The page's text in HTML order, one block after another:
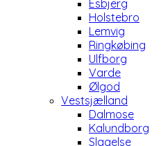
Esbjerg
Holstebro
Lemvig
Ringkøbing
Ulfborg
Varde
Ølgod
Vestsjælland
Dalmose
Kalundborg
Slagelse